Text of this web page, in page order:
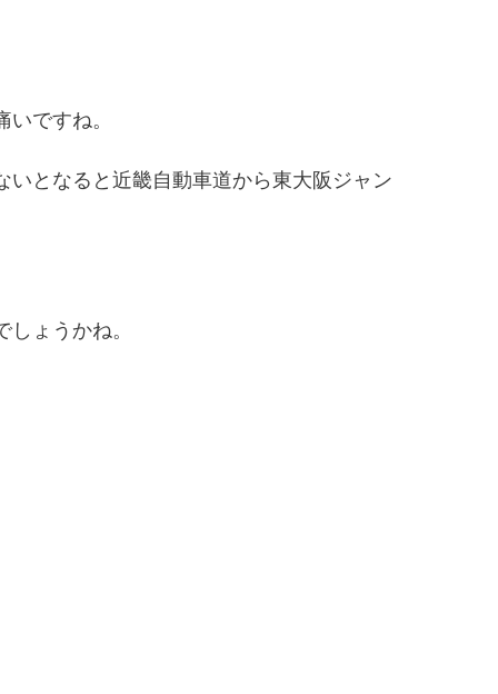
ですね。
となると近畿自動車道から東大阪ジャン
ょうかね。